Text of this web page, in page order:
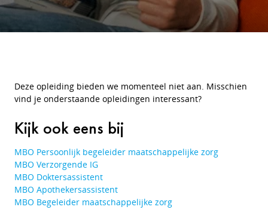
Deze opleiding bieden we momenteel niet aan. Misschien
vind je onderstaande opleidingen interessant?
Kijk ook eens bij
MBO Persoonlijk begeleider maatschappelijke zorg
MBO Verzorgende IG
MBO Doktersassistent
MBO Apothekersassistent
MBO Begeleider maatschappelijke zorg